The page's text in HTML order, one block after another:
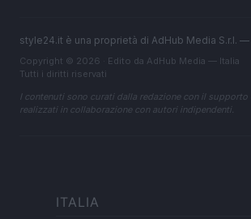
style24.it è una proprietà di AdHub Media S.r.l. —
Copyright © 2026 · Edito da AdHub Media — Italia
Tutti i diritti riservati
I contenuti sono curati dalla redazione con il
realizzati in collaborazione con autori indipendenti.
ITALIA